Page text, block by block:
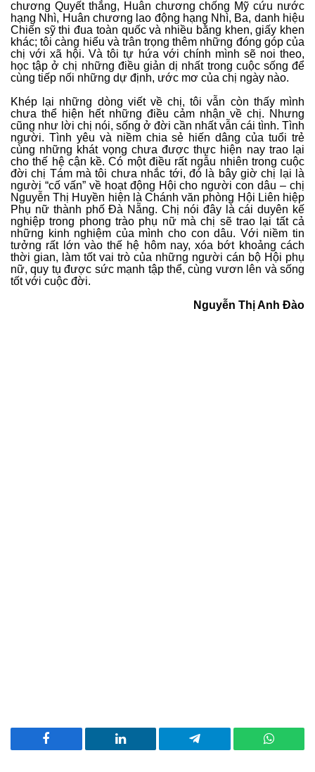
chương Quyết thắng, Huân chương chống Mỹ cứu nước
hạng Nhì, Huân chương lao động hạng Nhì, Ba, danh hiệu
Chiến sỹ thi đua toàn quốc và nhiều bằng khen, giấy khen
khác; tôi càng hiểu và trân trọng thêm những đóng góp của
chị với xã hội. Và tôi tự hứa với chính mình sẽ noi theo,
học tập ở chị những điều giản dị nhất trong cuộc sống để
cùng tiếp nối những dự định, ước mơ của chị ngày nào.
Khép lại những dòng viết về chị, tôi vẫn còn thấy mình
chưa thể hiện hết những điều cảm nhận về chị. Nhưng
cũng như lời chị nói, sống ở đời cần nhất vẫn cái tình. Tình
người. Tình yêu và niềm chia sẻ hiến dâng của tuổi trẻ
cùng những khát vọng chưa được thực hiện nay trao lại
cho thế hệ cận kề. Có một điều rất ngẫu nhiên trong cuộc
đời chị Tám mà tôi chưa nhắc tới, đó là bây giờ chị lại là
người “cố vấn” về hoạt động Hội cho người con dâu – chị
Nguyễn Thị Huyền hiện là Chánh văn phòng Hội Liên hiệp
Phụ nữ thành phố Đà Nẵng. Chị nói đây là cái duyên kế
nghiệp trong phong trào phụ nữ mà chị sẽ trao lại tất cả
những kinh nghiệm của mình cho con dâu. Với niềm tin
tưởng rất lớn vào thế hệ hôm nay, xóa bớt khoảng cách
thời gian, làm tốt vai trò của những người cán bộ Hội phụ
nữ, quy tụ được sức mạnh tập thể, cùng vươn lên và sống
tốt với cuộc đời.
Nguyễn Thị Anh Đào
Facebook LinkedIn Telegram